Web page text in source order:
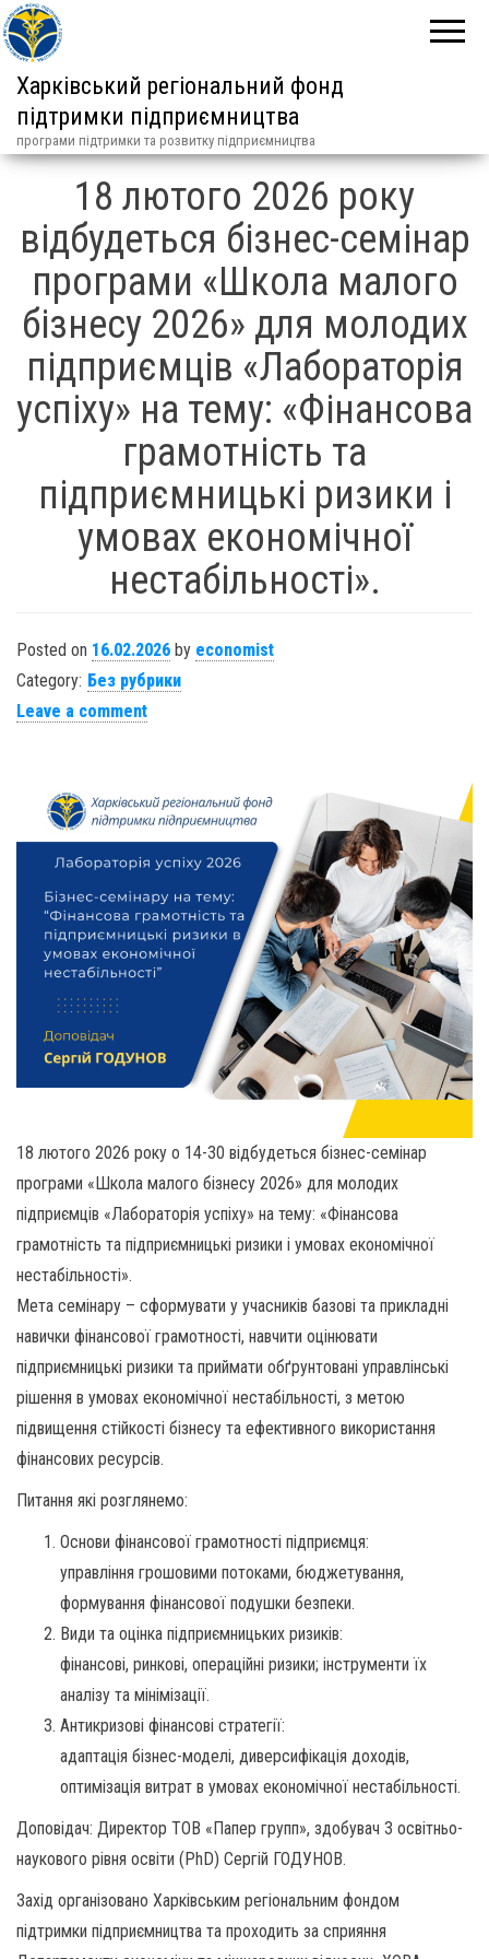
Харківський регіональний фонд
підтримки підприємництва
програми підтримки та розвитку підприємництва
18 лютого 2026 року
відбудеться бізнес-семінар
програми «Школа малого
бізнесу 2026» для молодих
підприємців «Лабораторія
успіху» на тему: «Фінансова
грамотність та
підприємницькі ризики і
умовах економічної
нестабільності».
Posted on 16.02.2026 by economist
Category: Без рубрики
Leave a comment
18 лютого 2026 року о 14-30 відбудеться бізнес-семінар
програми «Школа малого бізнесу 2026» для молодих
підприємців «Лабораторія успіху» на тему: «Фінансова
грамотність та підприємницькі ризики і умовах економічної
нестабільності».
Мета семінару – сформувати у учасників базові та прикладні
навички фінансової грамотності, навчити оцінювати
підприємницькі ризики та приймати обґрунтовані управлінські
рішення в умовах економічної нестабільності, з метою
підвищення стійкості бізнесу та ефективного використання
фінансових ресурсів.
Питання які розглянемо:
Основи фінансової грамотності підприємця:
управління грошовими потоками, бюджетування,
формування фінансової подушки безпеки.
Види та оцінка підприємницьких ризиків:
фінансові, ринкові, операційні ризики; інструменти їх
аналізу та мінімізації.
Антикризові фінансові стратегії:
адаптація бізнес-моделі, диверсифікація доходів,
оптимізація витрат в умовах економічної нестабільності.
Доповідач: Директор ТОВ «Папер групп», здобувач 3 освітньо-
наукового рівня освіти (PhD) Cергій ГОДУНОВ.
Захід організовано Харківським регіональним фондом
підтримки підприємництва та проходить за сприяння